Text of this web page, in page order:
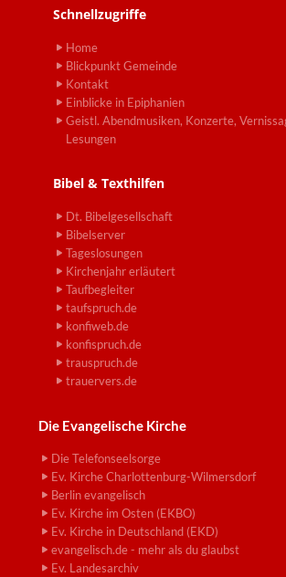
Schnellzugriffe
Home
Blickpunkt Gemeinde
Kontakt
Einblicke in Epiphanien
Geistl. Abendmusiken, Konzerte,
Lesungen
Bibel & Texthilfen
Dt. Bibelgesellschaft
Bibelserver
Tageslosungen
Kirchenjahr erläutert
Taufbegleiter
taufspruch.de
konfiweb.de
konfispruch.de
trauspruch.de
trauervers.de
Die Evangelische Kirche
Die Telefonseelsorge
Ev. Kirche Charlottenburg-Wilmersdorf
Berlin evangelisch
Ev. Kirche im Osten (EKBO)
Ev. Kirche in Deutschland (EKD)
evangelisch.de - mehr als du glaubst
Ev. Landesarchiv